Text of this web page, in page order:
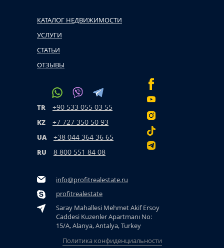
КАТАЛОГ НЕДВИЖИМОСТИ
УСЛУГИ
СТАТЬИ
ОТЗЫВЫ
TR +90 533 055 03 55
KZ +7 727 350 50 93
UA +38 044 364 36 65
RU 8 800 551 84 08
info@profitrealestate.ru
profitrealestate
Saray Mahallesi Mehmet Akif Ersoy
Caddesi Kuzenler Apartmanı No:
15/A, Alanya, Antalya, Turkey
Политика конфиденциальности